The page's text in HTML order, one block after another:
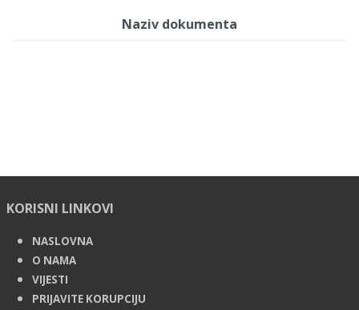
Naziv dokumenta
KORISNI LINKOVI
NASLOVNA
O NAMA
VIJESTI
PRIJAVITE KORUPCIJU